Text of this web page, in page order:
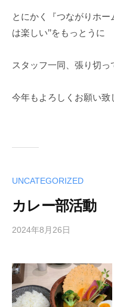
とにかく『つながりホー
は楽しい’’をもっとうに
スタッフ一同、張り切っ
今年もよろしくお願い致
UNCATEGORIZED
カレー部活動
2024年8月26日
u
n
a